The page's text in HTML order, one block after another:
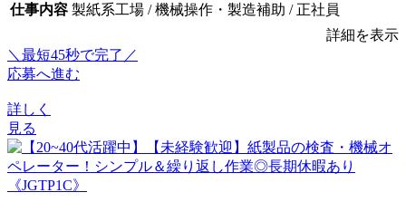
仕事内容 製紙系工場 / 機械操作・製造補助 / 正社員
詳細を表示
＼最短45秒で完了／
応募へ進む
詳しく
見る